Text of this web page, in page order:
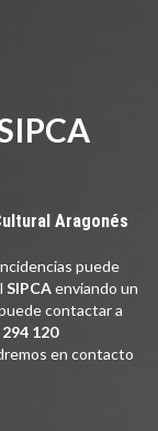
Aragonés
puede
SIPCAenviando un
contactar a
120
en contacto